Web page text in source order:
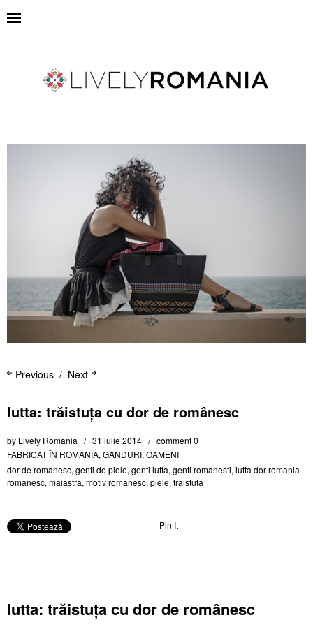
Next
Previous
Iutta: trăistuța cu dor de românesc
by Lively Romania 31 iulie 2014
comment 0
FABRICAT ÎN ROMȂNIA, GȂNDURI, OAMENI
dor de romanesc, genti de piele, genti iutta, genti romanesti, iutta dor romania
romanesc, maiastra, motiv romanesc, piele, traistuta
Pin It
Iutta: trăistuța cu dor de românesc